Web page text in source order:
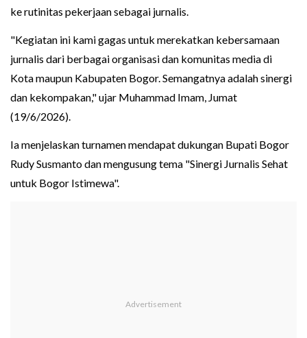
ke rutinitas pekerjaan sebagai jurnalis.
"Kegiatan ini kami gagas untuk merekatkan kebersamaan
jurnalis dari berbagai organisasi dan komunitas media di
Kota maupun Kabupaten Bogor. Semangatnya adalah sinergi
dan kekompakan," ujar Muhammad Imam, Jumat
(19/6/2026).
Ia menjelaskan turnamen mendapat dukungan Bupati Bogor
Rudy Susmanto dan mengusung tema "Sinergi Jurnalis Sehat
untuk Bogor Istimewa".